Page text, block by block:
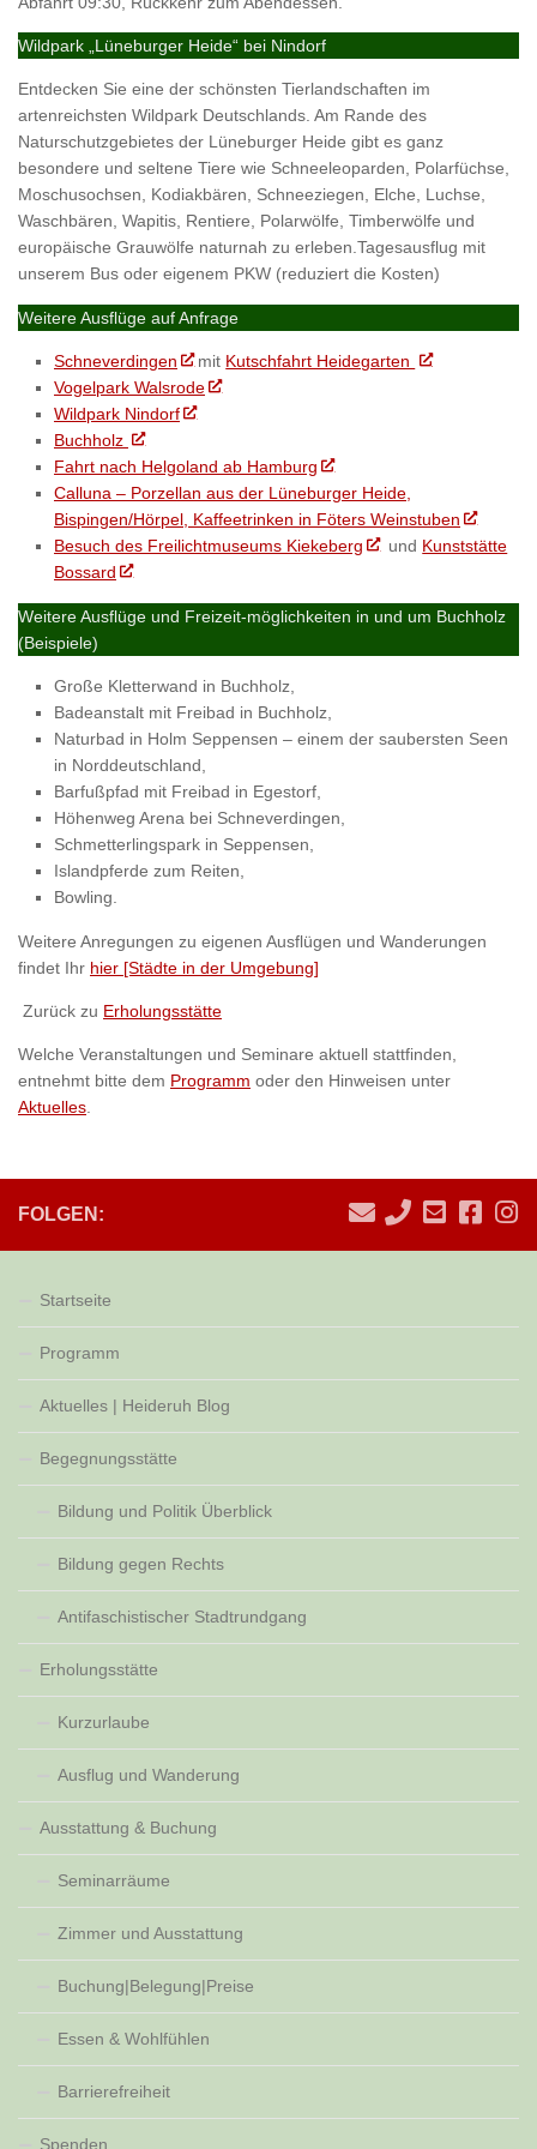
Wildpark „Lüneburger Heide“ bei Nindorf
Entdecken Sie eine der schönsten Tierlandschaften im
artenreichsten Wildpark Deutschlands. Am Rande des
Naturschutzgebietes der Lüneburger Heide gibt es ganz
besondere und seltene Tiere wie Schneeleoparden, Polarfüchse,
Moschusochsen, Kodiakbären, Schneeziegen, Elche, Luchse,
Waschbären, Wapitis, Rentiere, Polarwölfe, Timberwölfe und
europäische Grauwölfe naturnah zu erleben.Tagesausflug mit
unserem Bus oder eigenem PKW (reduziert die Kosten)
Weitere Ausflüge auf Anfrage
Schneverdingen mit Kutschfahrt Heidegarten
Vogelpark Walsrode
Wildpark Nindorf
Buchholz
Fahrt nach Helgoland ab Hamburg
Calluna – Porzellan aus der Lüneburger Heide,
Bispingen/Hörpel, Kaffeetrinken in Föters Weinstuben
Besuch des Freilichtmuseums Kiekeberg
und Kunststätte
Bossard
Weitere Ausflüge und Freizeit-möglichkeiten in und um Buchholz
(Beispiele)
Große Kletterwand in Buchholz,
Badeanstalt mit Freibad in Buchholz,
Naturbad in Holm Seppensen – einem der saubersten Seen
in Norddeutschland,
Barfußpfad mit Freibad in Egestorf,
Höhenweg Arena bei Schneverdingen,
Schmetterlingspark in Seppensen,
Islandpferde zum Reiten,
Bowling.
Weitere Anregungen zu eigenen Ausflügen und Wanderungen
findet Ihr hier [Städte in der Umgebung]
Zurück zu Erholungsstätte
Welche Veranstaltungen und Seminare aktuell stattfinden,
entnehmt bitte dem Programm oder den Hinweisen unter
Aktuelles
FOLGEN:
Startseite
Programm
Aktuelles | Heideruh Blog
Begegnungsstätte
Bildung und Politik Überblick
Bildung gegen Rechts
Antifaschistischer Stadtrundgang
Erholungsstätte
Kurzurlaube
Ausflug und Wanderung
Ausstattung & Buchung
Seminarräume
Zimmer und Ausstattung
Buchung|Belegung|Preise
Essen & Wohlfühlen
Barrierefreiheit
Spenden